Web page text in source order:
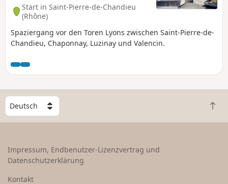
Start in Saint-Pierre-de-Chandieu
(Rhône)
Spaziergang vor den Toren Lyons zwischen Saint-Pierre-de-
Chandieu, Chaponnay, Luzinay und Valencin.
W
ä
h
e
n
Z
u
Impressum, Endbenutzer-Lizenzvertrag und
Datenschutzerklärung
Kontakt